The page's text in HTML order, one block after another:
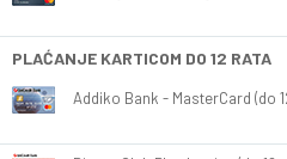
PLAĆANJE KARTICOM DO 12 RATA
Addiko Bank - MasterCard (do